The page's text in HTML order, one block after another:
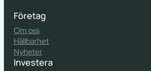
Företag
Om oss
Hållbarhet
Nyheter
Investera